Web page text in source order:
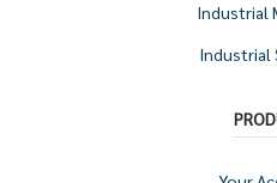
Industrial
Industrial